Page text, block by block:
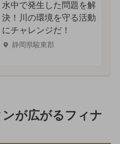
水中で発生した問題を解
決！川の環境を守る活動
にチャレンジだ！
静岡県駿東郡
が広がるフィナ